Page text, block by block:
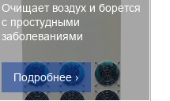
Очищает воздух и борется
с простудными
заболеваниями
Подробнее ›